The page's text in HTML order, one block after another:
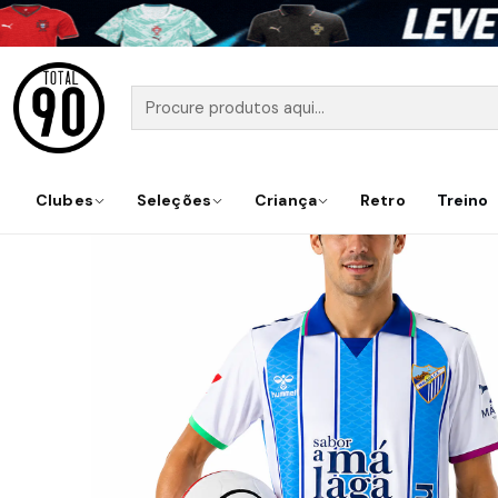
Início
Clubes Seleções Criança Retro Treino